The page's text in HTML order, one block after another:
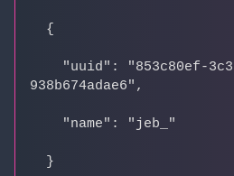
{
"uuid": "853c80ef-
938b674adae6",
"name": "jeb_"
}